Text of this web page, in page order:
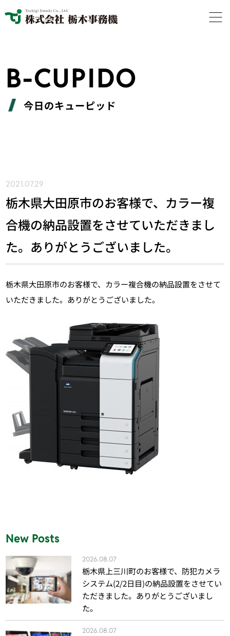
B-CUPIDO
今日のキューピッド
2021.07.29
栃木県大田原市のお客様で、カラー複
合機の納品設置をさせていただきまし
た。ありがとうございました。
栃木県大田原市のお客様で、カラー複合機の納品設置をさせて
いただきました。ありがとうございました。
New Posts
2026.08.07
栃木県上三川町のお客様で、防犯カメラ
システム(2/2日目)の納品設置をさせてい
ただきました。ありがとうございまし
た。
2026.08.07